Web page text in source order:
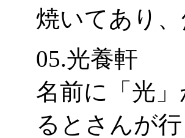
焼いてあり
05.光養軒
名前に「光
るとさんが